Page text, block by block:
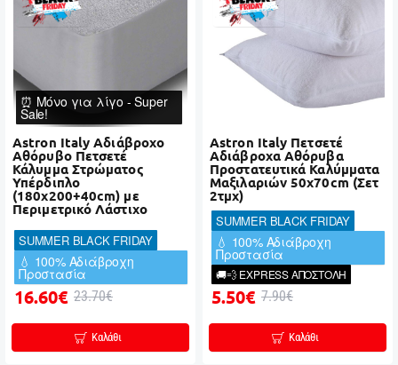
⏰ Μόνο για λίγο - Super
Sale!
Astron Italy Αδιάβροχο
Αθόρυβο Πετσετέ
Κάλυμμα Στρώματος
Υπέρδιπλο
(180x200+40cm) με
Περιμετρικό Λάστιχο
SUMMER BLACK FRIDAY
💧 100% Αδιάβροχη
Προστασία
16.60€ 23.70€
Καλάθι
Astron Italy Πετσετέ
Αδιάβροχα Αθόρυβα
Προστατευτικά Καλύμματα
Μαξιλαριών 50x70cm (Σετ
2τμχ)
SUMMER BLACK FRIDAY
💧 100% Αδιάβροχη
Προστασία
🚚💨 EXPRESS ΑΠΟΣΤΟΛΗ
5.50€ 7.90€
Καλάθι